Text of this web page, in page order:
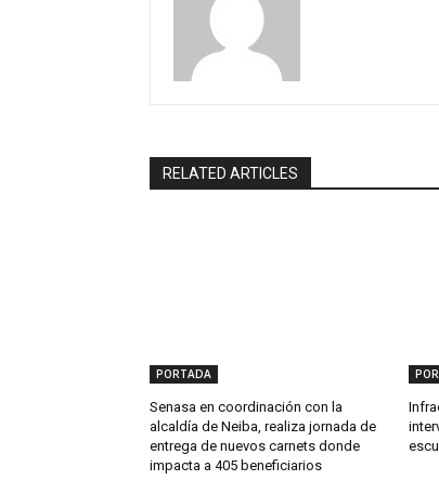
RELATED ARTICLES
PORTADA
Senasa en coordinación con la
alcaldía de Neiba, realiza jornada de
entrega de nuevos carnets donde
impacta a 405 beneficiarios